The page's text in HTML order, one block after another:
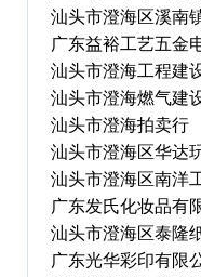
汕头市澄海区溪南
广东益裕工艺五金
汕头市澄海工程建
汕头市澄海燃气建
汕头市澄海拍卖行
汕头市澄海区华达
汕头市澄海区南洋
广东发氏化妆品有
汕头市澄海区泰隆
广东光华彩印有限